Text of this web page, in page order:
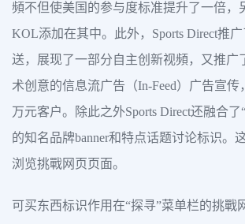
頻不但使美国的参与度标准提升了一倍，
KOL添加在其中。此外，Sports Direct推
送，展现了一部分自主创新视頻，又推广
术创意的信息流广告（In-Feed）广告宣传
万元客户。除此之外Sports Direct还融合了
的知名品牌banner和特点话题讨论标识。
浏览挑戰网页页面。
可买东西标识作用在“探寻”菜单栏的挑戰